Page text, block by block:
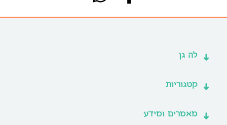
לה גן
קטגוריות
מאמרים ומידע